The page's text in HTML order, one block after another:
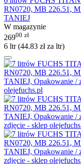
RN0720, MB 226.51,
TANIEJ
W magazynie
26900 zł
6 ltr (44.83 złza ltr)